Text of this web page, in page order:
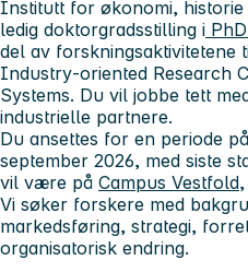
Institutt for økonomi,
ledig doktorgradsstilling i
del av forskningsaktivitetene
Industry‑oriented Research
Systems. Du vil jobbe tett
industrielle partnere.
Du ansettes for en periode
september 2026, med siste
vil være på Campus Vestfold,
Vi søker forskere med
markedsføring, strategi,
organisatorisk endring.